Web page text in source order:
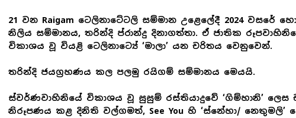
21 වන Raigam ටෙලිනාට්‍ටෙලි සම්මාන උළෙලේදී 2024 වසරේ
නිලිය සම්මානය, තරින්දි ප්රාන්දු දිනාගත්තා. ඒ ජාතික
විකාශය වූ වියළි ටෙලිනාට්‍යේ ‘මාලා’ යන චරිතය වෙනුවෙන්.
තරින්දි ජයග්‍රහණය කල පලමු රයිගම් සම්මානය මෙයයි.
ස්වර්ණවාහිනියේ විකාශය වූ සුසුම් රස්තියාදුවේ ‘ගිම්හානි’ ලෙස
නිරූපණය කළ දිනිති වල්ගමත්, See You හි ‘ස්නේහා/ නෙතුමලි’